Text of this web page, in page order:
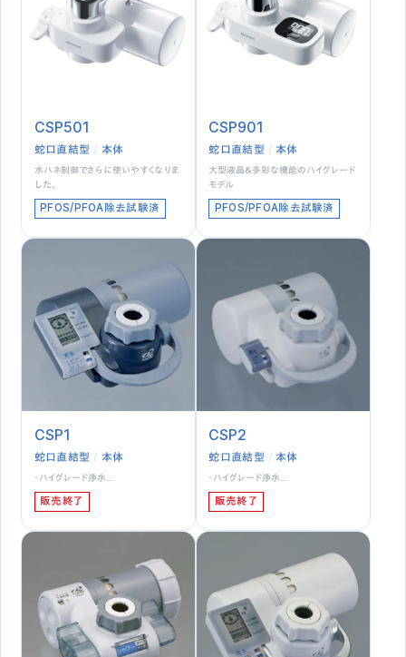
CSP501
蛇口直結型 本体
水ハネ制御でさらに使いやすくなりま
した。
PFOS/PFOA除去試験済
CSP901
蛇口直結型 本体
大型液晶＆多彩な機能のハイグレード
モデル
PFOS/PFOA除去試験済
CSP1
蛇口直結型 本体
・ハイグレード浄水…
販売終了
CSP2
蛇口直結型 本体
・ハイグレード浄水…
販売終了